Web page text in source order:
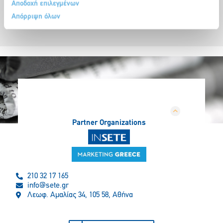
Αποδοχή επιλεγμένων
Απόρριψη όλων
Partner Organizations
210 32 17 165
info@sete.gr
Λεωφ. Αμαλίας 34, 105 58, Αθήνα